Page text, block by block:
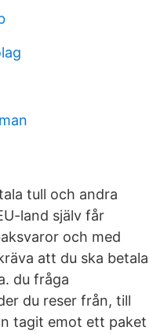
tull och andra
land själv får
och med
att du ska betala
du fråga
du reser från, till
tagit emot ett paket